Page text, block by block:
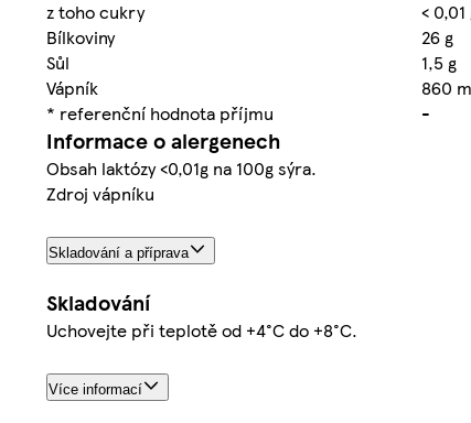
z toho cukry
< 0,01
Bílkoviny
26 g
Sůl
1,5 g
Vápník
860
* referenční hodnota příjmu
-
Informace o alergenech
Obsah laktózy <0,01g na 100g sýra.
Zdroj vápníku
Skladování a příprava
Skladování
Uchovejte při teplotě od +4°C do +8°C.
Více informací